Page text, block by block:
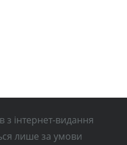
з інтернет-видання
лише за умови